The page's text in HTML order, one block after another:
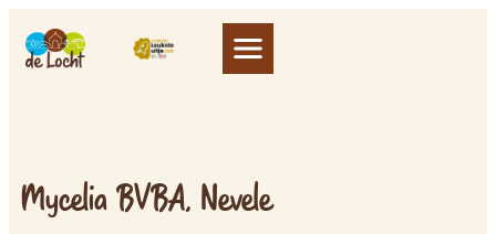
Mycelia BVBA, Nevele